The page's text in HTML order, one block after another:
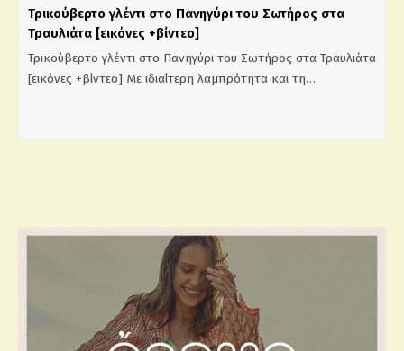
Τρικούβερτο γλέντι στο Πανηγύρι του Σωτήρος στα
Τραυλιάτα [εικόνες +βίντεο]
Τρικούβερτο γλέντι στο Πανηγύρι του Σωτήρος στα Τραυλιάτα
[εικόνες +βίντεο] Με ιδιαίτερη λαμπρότητα και τη…